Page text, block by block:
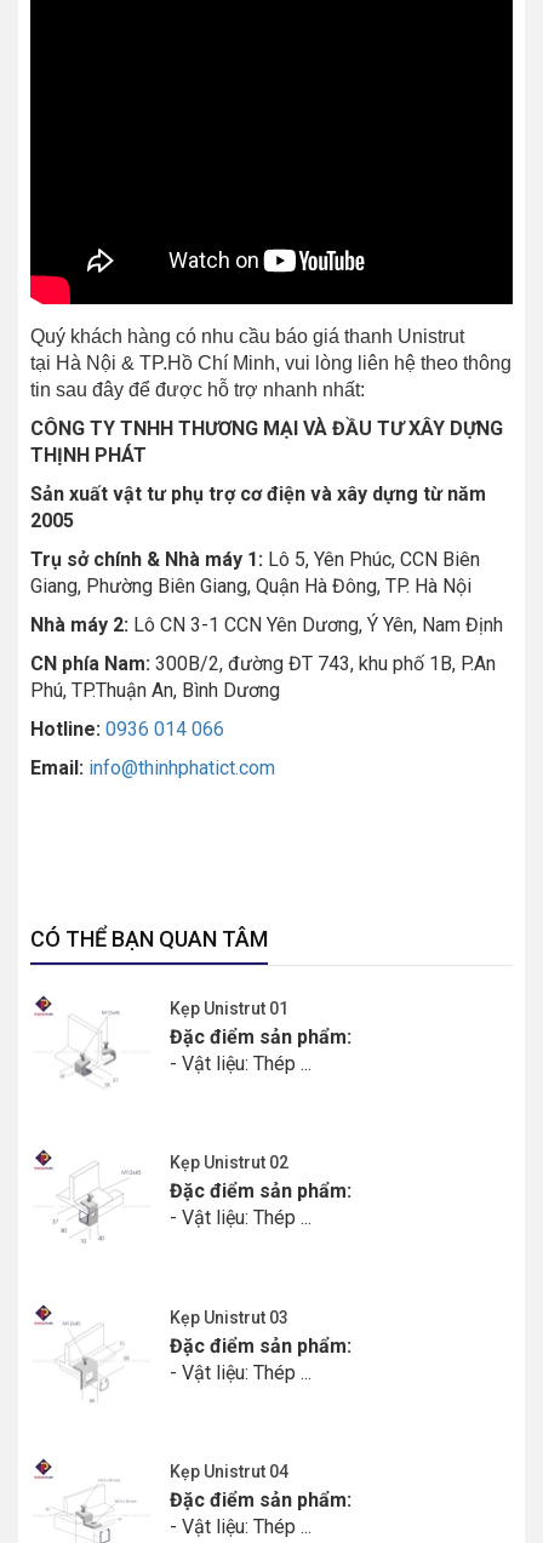
Quý khách hàng có nhu cầu báo giá thanh Unistrut
tại Hà Nội & TP.Hồ Chí Minh, vui lòng liên hệ theo thông
tin sau đây để được hỗ trợ nhanh nhất:
CÔNG TY TNHH THƯƠNG MẠI VÀ ĐẦU TƯ XÂY DỰNG
THỊNH PHÁT
Sản xuất vật tư phụ trợ cơ điện và xây dựng từ năm
2005
Trụ sở chính & Nhà máy 1: Lô 5, Yên Phúc, CCN Biên
Giang, Phường Biên Giang, Quận Hà Đông, TP. Hà Nội
Nhà máy 2: Lô CN 3-1 CCN Yên Dương, Ý Yên, Nam Định
CN phía Nam: 300B/2, đường ĐT 743, khu phố 1B, P.An
Phú, TP.Thuận An, Bình Dương
Hotline: 0936 014 066
Email: info@thinhphatict.com
CÓ THỂ BẠN QUAN TÂM
Kẹp Unistrut 01
Đặc điểm sản phẩm:
- Vật liệu: Thép ...
Kẹp Unistrut 02
Đặc điểm sản phẩm:
- Vật liệu: Thép ...
Kẹp Unistrut 03
Đặc điểm sản phẩm:
- Vật liệu: Thép ...
Kẹp Unistrut 04
Đặc điểm sản phẩm:
- Vật liệu: Thép ...